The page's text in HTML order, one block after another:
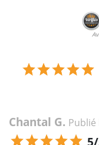
Chantal G. Publié